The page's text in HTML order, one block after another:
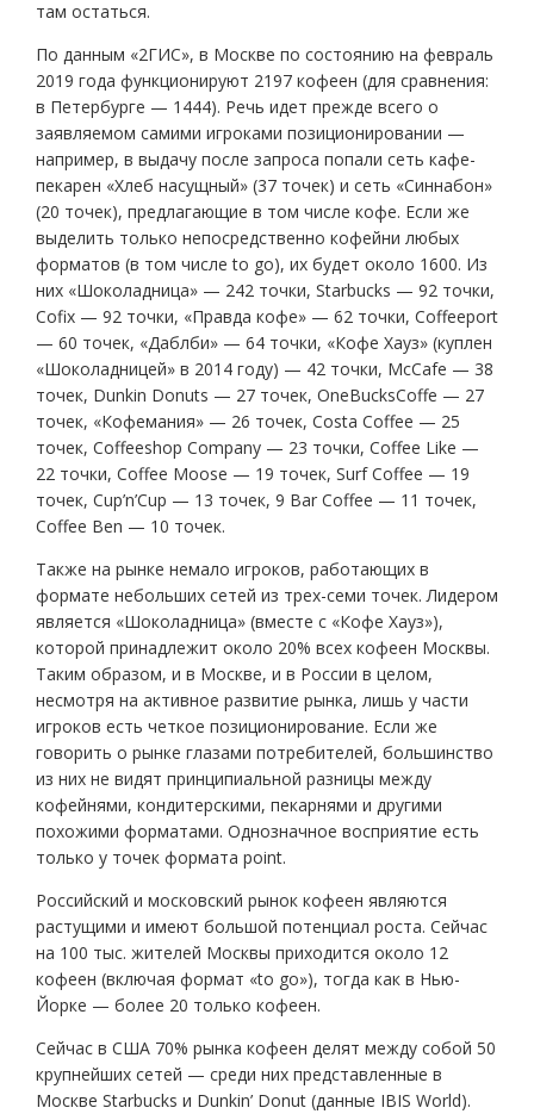
там остаться.
По данным «2ГИС», в Москве по состоянию на февраль
2019 года функционируют 2197 кофеен (для сравнения:
в Петербурге — 1444). Речь идет прежде всего о
заявляемом самими игроками позиционировании —
например, в выдачу после запроса попали сеть кафе-
пекарен «Хлеб насущный» (37 точек) и сеть «Синнабон»
(20 точек), предлагающие в том числе кофе. Если же
выделить только непосредственно кофейни любых
форматов (в том числе to go), их будет около 1600. Из
них «Шоколадница» — 242 точки, Starbucks — 92 точки,
Cofix — 92 точки, «Правда кофе» — 62 точки, Coffeeport
— 60 точек, «Даблби» — 64 точки, «Кофе Хауз» (куплен
«Шоколадницей» в 2014 году) — 42 точки, McCafe — 38
точек, Dunkin Donuts — 27 точек, OneBucksCoffe — 27
точек, «Кофемания» — 26 точек, Costa Coffee — 25
точек, Coffeeshop Company — 23 точки, Coffee Like —
22 точки, Coffee Moose — 19 точек, Surf Coffee — 19
точек, Cup’n’Cup — 13 точек, 9 Bar Coffee — 11 точек,
Coffee Ben — 10 точек.
Также на рынке немало игроков, работающих в
формате небольших сетей из трех-семи точек. Лидером
является «Шоколадница» (вместе с «Кофе Хауз»),
которой принадлежит около 20% всех кофеен Москвы.
Таким образом, и в Москве, и в России в целом,
несмотря на активное развитие рынка, лишь у части
игроков есть четкое позиционирование. Если же
говорить о рынке глазами потребителей, большинство
из них не видят принципиальной разницы между
кофейнями, кондитерскими, пекарнями и другими
похожими форматами. Однозначное восприятие есть
только у точек формата point.
Российский и московский рынок кофеен являются
растущими и имеют большой потенциал роста. Сейчас
на 100 тыс. жителей Москвы приходится около 12
кофеен (включая формат «to go»), тогда как в Нью-
Йорке — более 20 только кофеен.
Сейчас в США 70% рынка кофеен делят между собой 50
крупнейших сетей — среди них представленные в
Москве Starbucks и Dunkin’ Donut (данные IBIS World).